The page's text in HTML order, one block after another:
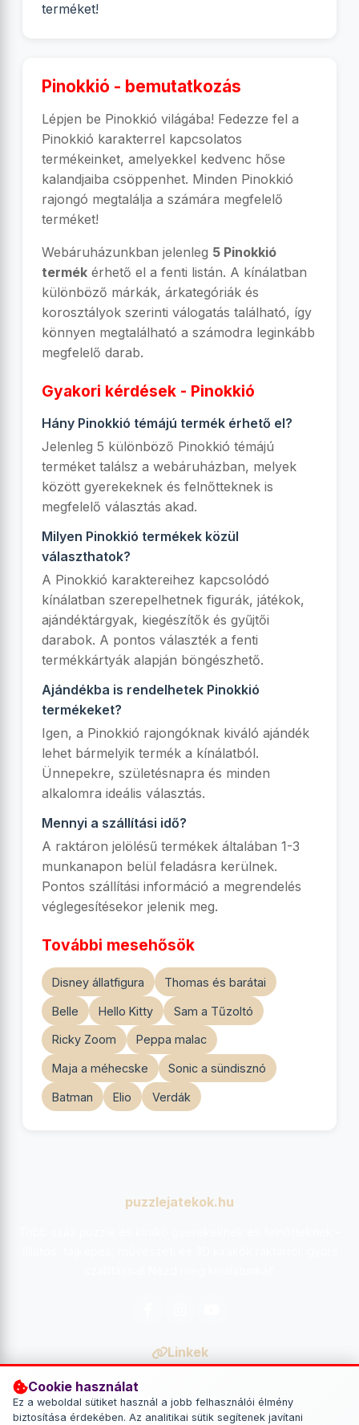
Cookie használat
Ez a weboldal sütiket használ a jobb felhasználói élmény
biztosítása érdekében. Az analitikai sütik segítenek javítani
terméket!
Pinokkió - bemutatkozás
Lépjen be Pinokkió világába! Fedezze fel a
Pinokkió karakterrel kapcsolatos
termékeinket, amelyekkel kedvenc hőse
kalandjaiba csöppenhet. Minden Pinokkió
rajongó megtalálja a számára megfelelő
terméket!
Webáruházunkban jelenleg 5 Pinokkió
termék érhető el a fenti listán. A kínálatban
különböző márkák, árkategóriák és
korosztályok szerinti válogatás található, így
könnyen megtalálható a számodra leginkább
megfelelő darab.
Gyakori kérdések - Pinokkió
Hány Pinokkió témájú termék érhető el?
Jelenleg 5 különböző Pinokkió témájú
terméket találsz a webáruházban, melyek
között gyerekeknek és felnőtteknek is
megfelelő választás akad.
Milyen Pinokkió termékek közül
választhatok?
A Pinokkió karaktereihez kapcsolódó
kínálatban szerepelhetnek figurák, játékok,
ajándéktárgyak, kiegészítők és gyűjtői
darabok. A pontos választék a fenti
termékkártyák alapján böngészhető.
Ajándékba is rendelhetek Pinokkió
termékeket?
Igen, a Pinokkió rajongóknak kiváló ajándék
lehet bármelyik termék a kínálatból.
Ünnepekre, születésnapra és minden
alkalomra ideális választás.
Mennyi a szállítási idő?
A raktáron jelölésű termékek általában 1-3
munkanapon belül feladásra kerülnek.
Pontos szállítási információ a megrendelés
véglegesítésekor jelenik meg.
További mesehősök
Disney állatfigura Thomas és barátai
Belle Hello Kitty Sam a Tűzoltó
Ricky Zoom Peppa malac
Maja a méhecske Sonic a sündisznó
Batman Elio Verdák
puzzlejatekok.hu
Linkek
Kapcsolat